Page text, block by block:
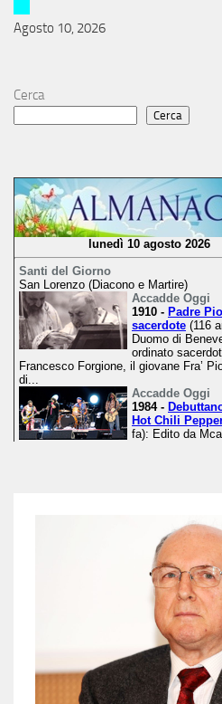
Agosto 10, 2026
Cerca
Cerca